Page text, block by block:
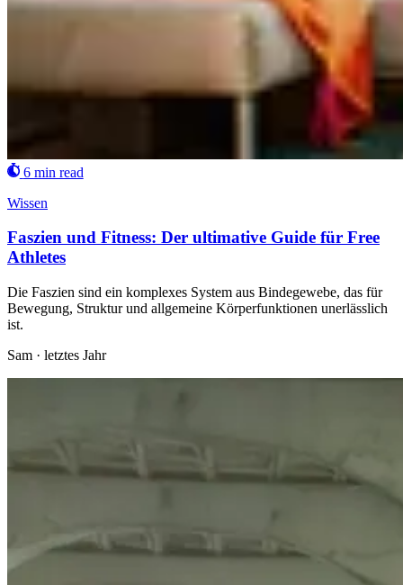
6 min read
Wissen
Faszien und Fitness: Der ultimative Guide für Free
Athletes
Die Faszien sind ein komplexes System aus Bindegewebe, das für
Bewegung, Struktur und allgemeine Körperfunktionen unerlässlich
ist.
Sam · letztes Jahr